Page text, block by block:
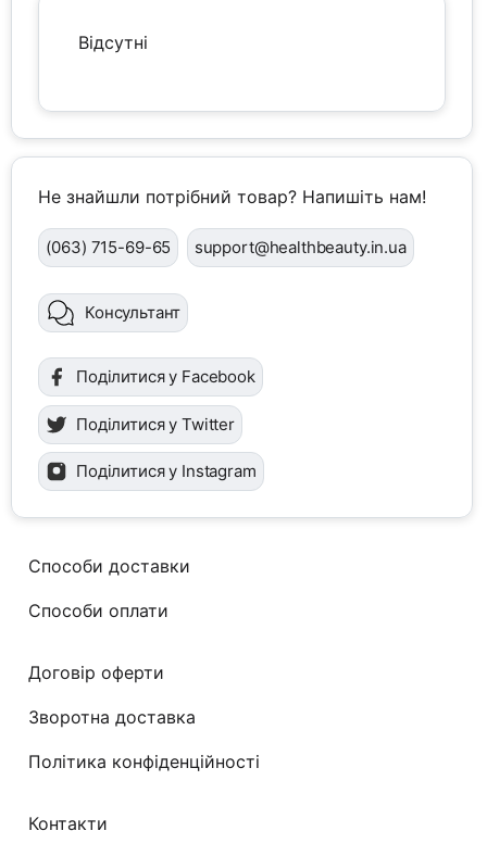
Відсутні
Не знайшли потрібний товар? Напишіть нам!
(063) 715-69-65 support@healthbeauty.in.ua
Консультант
Поділитися у Facebook
Поділитися у Twitter
Поділитися у Instagram
Способи доставки
Способи оплати
Договір оферти
Зворотна доставка
Політика конфіденційності
Контакти